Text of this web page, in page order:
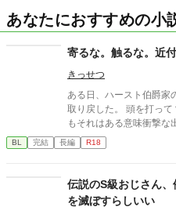
あなたにおすすめの小
寄るな。触るな。近付
きっせつ
ある日、ハースト伯爵家
取り戻した。 頭を打って？ 病気で生死を彷徨って？ いいえ、で
もそれはある意味衝撃な
まり思い出したのだ。しかも
ものを見せられて。その
に行ってしまった今世の
つつ、貴族や騎士がいるフ
問題は山積みで、情事を
BL 完結 長編 R18
伝説のS級おじさん
を滅ぼすらしいい